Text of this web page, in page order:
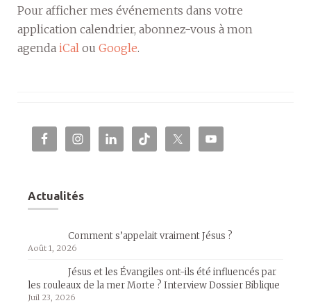
Pour afficher mes événements dans votre
application calendrier, abonnez-vous à mon
agenda iCal ou Google.
Actualités
Comment s’appelait vraiment Jésus ?
Août 1, 2026
Jésus et les Évangiles ont-ils été influencés par
les rouleaux de la mer Morte ? Interview Dossier Biblique
Juil 23, 2026